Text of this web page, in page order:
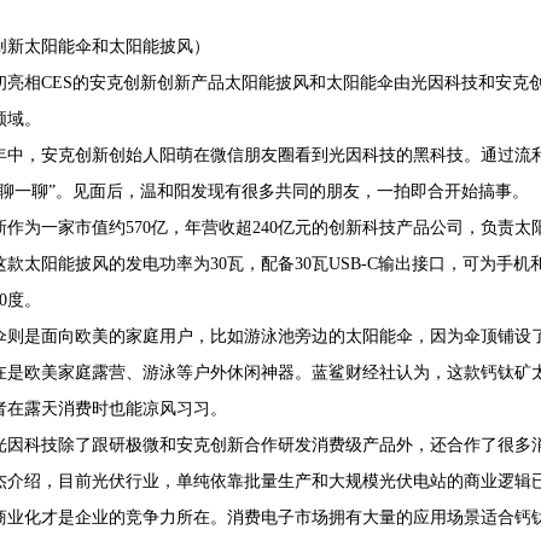
新太阳能伞和太阳能披风）
亮相CES的安克创新创新产品太阳能披风和太阳能伞由光因科技和安
。
中，安克创新创始人阳萌在微信朋友圈看到光因科技的黑科技。通过
一聊”。见面后，温和阳发现有很多共同的朋友，一拍即合开始搞事。
作为一家市值约570亿，年营收超240亿元的创新科技产品公司，负责
款太阳能披风的发电功率为30瓦，配备30瓦USB-C输出接口，可为手
。
则是面向欧美的家庭用户，比如游泳池旁边的太阳能伞，因为伞顶铺
是欧美家庭露营、游泳等户外休闲神器。蓝鲨财经社认为，这款钙钛
在露天消费时也能凉风习习。
因科技除了跟研极微和安克创新合作研发消费级产品外，还合作了很多
介绍，目前光伏行业，单纯依靠批量生产和大规模光伏电站的商业逻
业化才是企业的竞争力所在。消费电子市场拥有大量的应用场景适合